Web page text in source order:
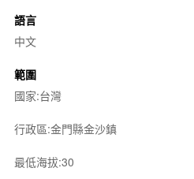
語言
中文
範圍
國家:台灣
行政區:金門縣金沙鎮
最低海拔:30